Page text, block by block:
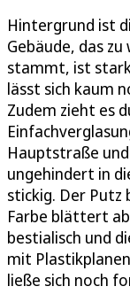
Hintergrund ist
Gebäude, das
stammt, ist
lässt sich kaum
Zudem zieht es
Hauptstraße
ungehindert in
stickig. Der Putz
Farbe blättert
bestialisch und
mit
ließe sich noch